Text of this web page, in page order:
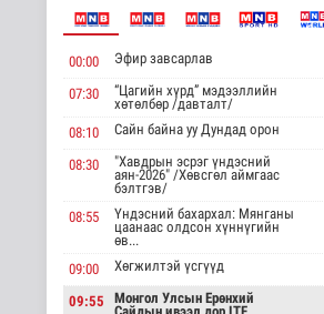
4 цаг 53 минутын өмнө
мэндэлсний 120
жилийн ойд зориулс..
Танин мэдэхүй
4 цаг 59 минутын өмнө
Хүннүгийн язгууртны
оршуулгын дурсгалт
Танин мэдэхүй
улстай хөдөө аж ахуйн
00:00 Эфир завсарлав
07:30
“Цагийн хүрд” мэдээллийн
хөтөлбөр /давталт/
08:10
Сайн байна уу Дундад орон
08:30
"Хавдрын эсрэг үндэсний
аян-2026" /Хөвсгөл аймгаас
бэлтгэв/
08:55
Үндэсний бахархал: Мянганы
цаанаас олдсон хүннүгийн
өв...
09:00
Хөгжилтэй үсгүүд
09:55
Монгол Улсын Ерөнхий